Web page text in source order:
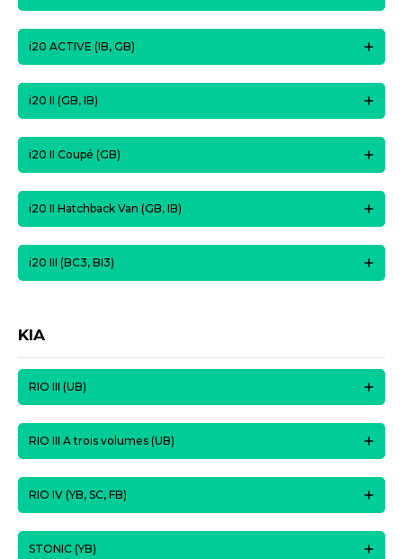
i20 ACTIVE (IB, GB)
i20 II (GB, IB)
i20 II Coupé (GB)
i20 II Hatchback Van (GB, IB)
i20 III (BC3, BI3)
KIA
RIO III (UB)
RIO III A trois volumes (UB)
RIO IV (YB, SC, FB)
STONIC (YB)